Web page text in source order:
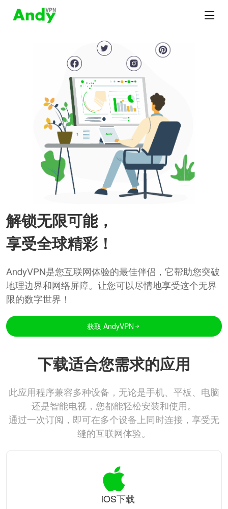
解锁无限可能，
享受全球精彩！
AndyVPN是您互联网体验的最佳伴侣，它帮助您突破
地理边界和网络屏障。让您可以尽情地享受这个无界
限的数字世界！
获取 AndyVPN
下载适合您需求的应用
此应用程序兼容多种设备，无论是手机、平板、电脑
还是智能电视，您都能轻松安装和使用。
通过一次订阅，即可在多个设备上同时连接，享受无
缝的互联网体验。
iOS下载